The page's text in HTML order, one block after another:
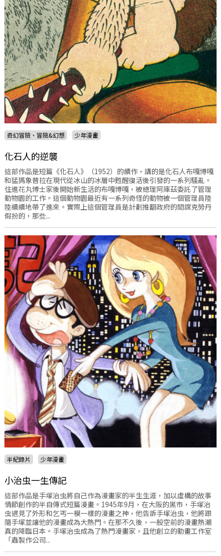
奇幻冒險、冒險&幻想 少年漫畫
化石人的逆襲
這部作品是短篇《化石人》（1952）的續作，講的是化石人布嘎博嘎
和猛獁象普拉在現代從冰山的冰層中甦醒復活後引發的一系列騷亂。
住進花丸博士家後開始新生活的布嘎博嘎，被總理阿庫茲委託了管理
動物園的工作。這個動物園最近有一系列奇怪的動物被一個管理員陸
陸續續地帶了進來。實際上這個管理員是計劃推翻政府的間諜克勞丹
假扮的，那些...
半紀錄片 少年漫畫
小治虫一生傳記
這部作品是手塚治虫將自己作為漫畫家的半生生涯，加以虛構的故事
情節創作的半自傳式短篇漫畫。1945年9月，在大阪的黑市，手塚治
虫遇見了外形和乞丐一模一樣的漫畫之神，他告訴手塚治虫，他將跟
隨手塚並讓他的漫畫成為大熱門。在那不久後，一股空前的漫畫熱潮
真的降臨日本。手塚治虫成為了熱門漫畫家，且他創立的動畫工作室
「蟲製作公司...